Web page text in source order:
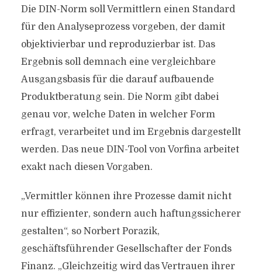
Die DIN-Norm soll Vermittlern einen Standard
für den Analyseprozess vorgeben, der damit
objektivierbar und reproduzierbar ist. Das
Ergebnis soll demnach eine vergleichbare
Ausgangsbasis für die darauf aufbauende
Produktberatung sein. Die Norm gibt dabei
genau vor, welche Daten in welcher Form
erfragt, verarbeitet und im Ergebnis dargestellt
werden. Das neue DIN-Tool von Vorfina arbeitet
exakt nach diesen Vorgaben.
„Vermittler können ihre Prozesse damit nicht
nur effizienter, sondern auch haftungssicherer
gestalten“, so Norbert Porazik,
geschäftsführender Gesellschafter der Fonds
Finanz. „Gleichzeitig wird das Vertrauen ihrer